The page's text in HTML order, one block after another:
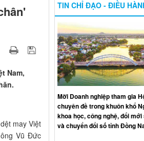
Nam,
may Việt
Vũ Đức
TIN CHỈ ĐẠO - ĐIỀU
Mời Doanh nghiệp tham gia
chuyên đề trong khuôn khổ
khoa học, công nghệ, đổi mới
và chuyển đổi số tỉnh Đồng